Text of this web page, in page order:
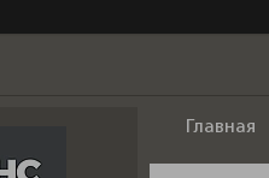
Главная